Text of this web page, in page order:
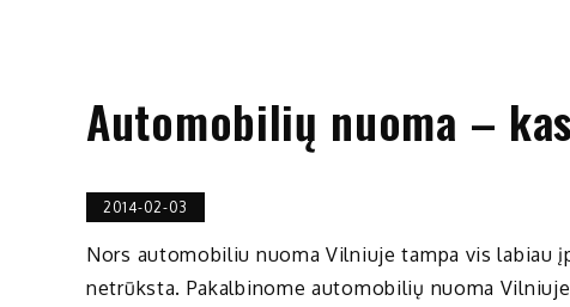
Automobilių nuoma –
2014-02-03
Nors automobiliu nuoma Vilniuje tampa vis labiau
netrūksta. Pakalbinome automobilių nuoma